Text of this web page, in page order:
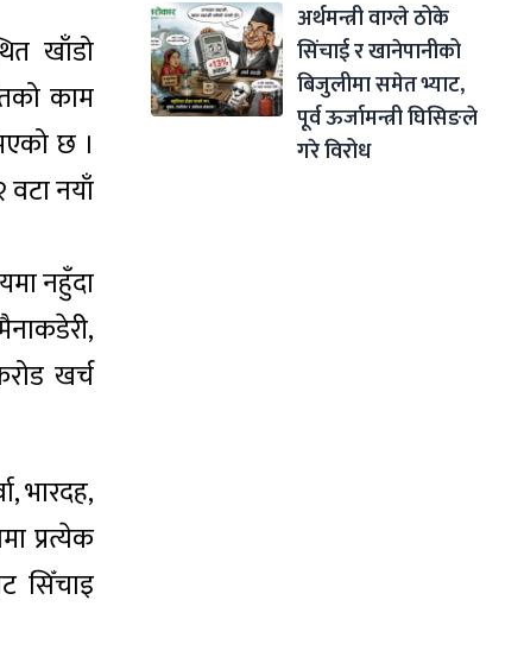
खाँडो
काम
छ ।
वटा नयाँ
नहुँदा
खर्च
भारदह,
प्रत्येक
सिँचाइ
अर्थमन्त्री वाग्ले ठोके
सिंचाई र खानेपानीको
बिजुलीमा समेत भ्याट,
पूर्व ऊर्जामन्त्री घिसिङले
गरे विरोध